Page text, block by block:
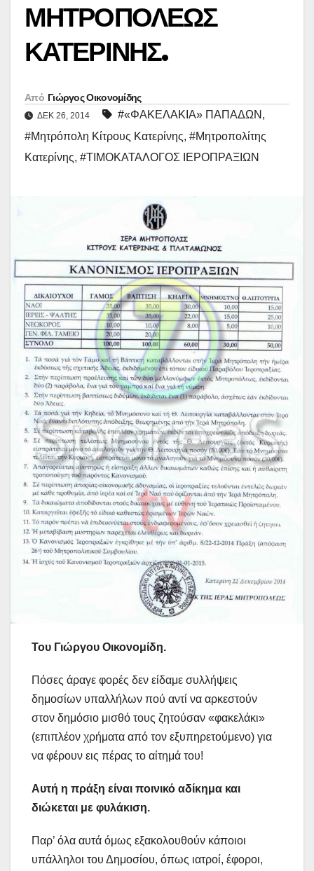
ΜΗΤΡΟΠΟΛΕΩΣ
ΚΑΤΕΡΙΝΗΣ.
Από Γιώργος Οικονομίδης
ΔΕΚ 26, 2014 #«ΦΑΚΕΛΑΚΙΑ» ΠΑΠΑΔΩΝ ,
#Μητρόπολη Κίτρους Κατερίνης, #Μητροπολίτης
Κατερίνης, #ΤΙΜΟΚΑΤΑΛΟΓΟΣ ΙΕΡΟΠΡΑΞΙΩΝ
Του Γιώργου Οικονομίδη.
Πόσες άραγε φορές δεν είδαμε συλλήψεις
δημοσίων υπαλλήλων πού αντί να αρκεστούν
στον δημόσιο μισθό τους ζητούσαν «φακελάκι»
(επιπλέον χρήματα από τον εξυπηρετούμενο) για
να φέρουν εις πέρας το αίτημά του!
Αυτή η πράξη είναι ποινικό αδίκημα και
διώκεται με φυλάκιση.
Παρ’ όλα αυτά όμως εξακολουθούν κάποιοι
υπάλληλοι του Δημοσίου, όπως ιατροί, έφοροι,